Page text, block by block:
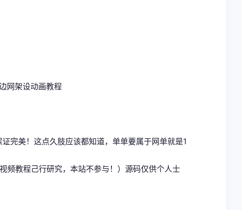
网架设动画教程
完美！这点久肢应该都知道，单单要属于网单就是1
频教程己行研究，本站不参与！）源码仅供个人士